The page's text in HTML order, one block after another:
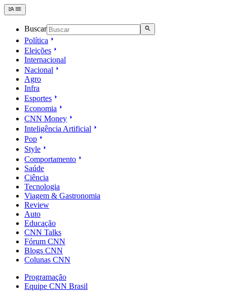
Buscar
Política
Eleições
Internacional
Nacional
Agro
Infra
Esportes
Economia
CNN Money
Inteligência Artificial
Pop
Style
Comportamento
Saúde
Ciência
Tecnologia
Viagem & Gastronomia
Review
Auto
Educação
CNN Talks
Fórum CNN
Blogs CNN
Colunas CNN
Programação
Equipe CNN Brasil